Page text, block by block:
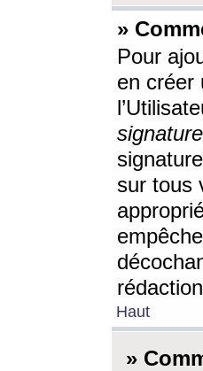
»
Pour
en créer
signature
sur tous
Haut
»